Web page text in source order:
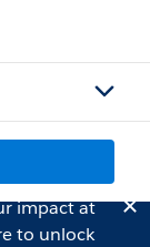
impact at
to unlock